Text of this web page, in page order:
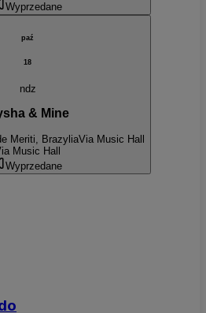
Wyprzedane
paź
18
ndz
& Mine
Meriti, BrazyliaVia Music Hall
Music Hall
Wyprzedane